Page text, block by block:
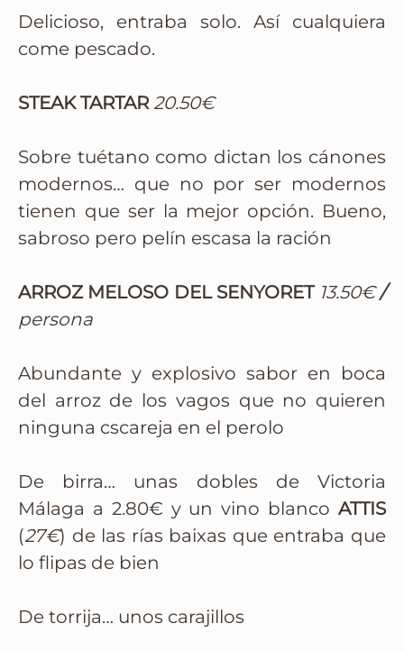
Delicioso, entraba solo. Así cualquiera
come pescado.
STEAK TARTAR20.50€
Sobre tuétano como dictan los cánones
modernos… que no por ser modernos
tienen que ser la mejor opción. Bueno,
sabroso pero pelín escasa la ración
ARROZ MELOSO DEL SENYORET 13.50€/
persona
Abundante y explosivo sabor en boca
del arroz de los vagos que no quieren
ninguna cscareja en el perolo
De birra… unas dobles de Victoria
Málaga a 2.80€ y un vino blanco ATTIS
(27€) de las rías baixas que entraba que
lo flipas de bien
De torrija… unos carajillos